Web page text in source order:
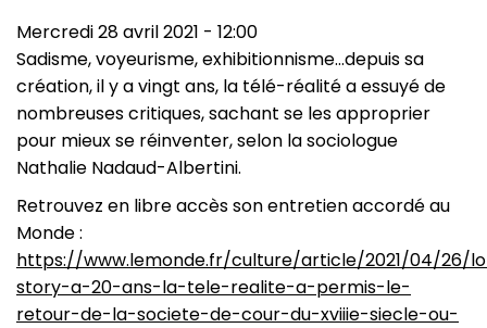
Mercredi 28 avril 2021 - 12:00
Sadisme, voyeurisme, exhibitionnisme…depuis sa
création, il y a vingt ans, la télé-réalité a essuyé de
nombreuses critiques, sachant se les approprier
pour mieux se réinventer, selon la sociologue
Nathalie Nadaud-Albertini.
Retrouvez en libre accès son entretien accordé au
Monde :
https://www.lemonde.fr/culture/article/2021/04/26/
story-a-20-ans-la-tele-realite-a-permis-le-
retour-de-la-societe-de-cour-du-xviiie-siecle-ou-